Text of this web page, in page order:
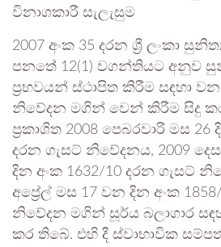
විනාශකාරී සැලැසුම
2007 අංක 35 දරන ශ්‍රී ලංකා
පනතේ 12(1) වගන්තියට අනුව
ප්‍රභවයන් ස්ථාපිත කිරීම සඳහා වන
නිවේදන මගින් වෙන් කිරීම සිදු
ප්‍රකාශිත 2008 පෙබරවාරි මස 26
දරන ගැසට් නිවේදනය, 2009
දින අංක 1632/10 දරන ගැසට්
අප්‍රේල් මස 17 වන දින අංක
නිවේදන මගින් සූර්ය බලාගාර
කර තිබේ. එහි දී ස්වාභාවික